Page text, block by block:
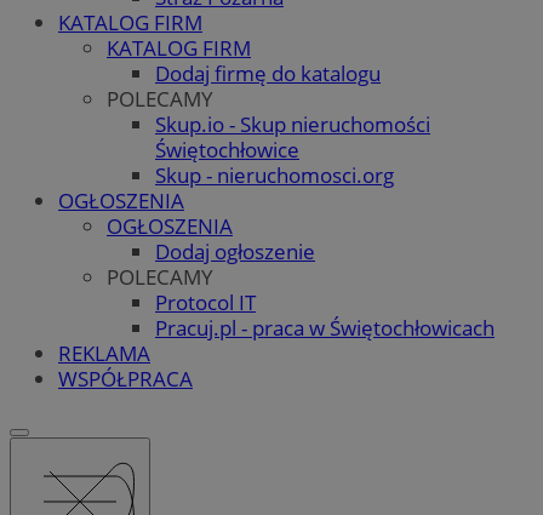
KATALOG FIRM
KATALOG FIRM
Dodaj firmę do katalogu
POLECAMY
Skup.io - Skup nieruchomości
Świętochłowice
Skup - nieruchomosci.org
OGŁOSZENIA
OGŁOSZENIA
Dodaj ogłoszenie
POLECAMY
Protocol IT
Pracuj.pl - praca w Świętochłowicach
REKLAMA
WSPÓŁPRACA